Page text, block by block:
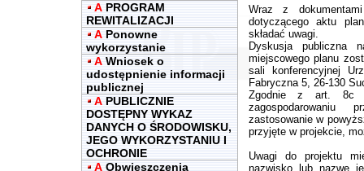
A PROGRAM
REWITALIZACJI
A Ponowne
wykorzystanie
A Wniosek o
udostępnienie informacji
publicznej
A PUBLICZNIE
DOSTĘPNY WYKAZ
DANYCH O ŚRODOWISKU,
JEGO WYKORZYSTANIU I
OCHRONIE
A Obwieszczenia
Wraz z
dotyczącego aktu
składać uwagi.
Dyskusja publiczna
miejscowego planu
sali konferencyjnej
Fabryczna 5, 26-130
Zgodnie z art. 8c
zagospodarowaniu
zastosowanie w
przyjęte w projekcie,
Uwagi do projektu
nazwisko lub nazwę